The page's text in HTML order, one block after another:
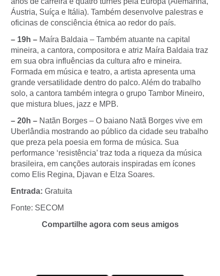
Áustria, Suíça e Itália). Também desenvolve palestras e
oficinas de consciência étnica ao redor do país.
– 19h – Maíra Baldaia – Também atuante na capital
mineira, a cantora, compositora e atriz Maíra Baldaia traz
em sua obra influências da cultura afro e mineira.
Formada em música e teatro, a artista apresenta uma
grande versatilidade dentro do palco. Além do trabalho
solo, a cantora também integra o grupo Tambor Mineiro,
que mistura blues, jazz e MPB.
– 20h – Natãn Borges – O baiano Natã Borges vive em
Uberlândia mostrando ao público da cidade seu trabalho
que preza pela poesia em forma de música. Sua
performance ‘resistência’ traz toda a riqueza da música
brasileira, em canções autorais inspiradas em ícones
como Elis Regina, Djavan e Elza Soares.
Entrada: Gratuita
Fonte: SECOM
Compartilhe agora com seus amigos